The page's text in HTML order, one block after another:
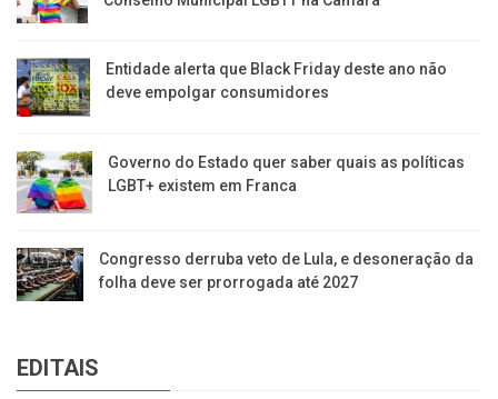
Entidade alerta que Black Friday deste ano não
deve empolgar consumidores
Governo do Estado quer saber quais as políticas
LGBT+ existem em Franca
Congresso derruba veto de Lula, e desoneração da
folha deve ser prorrogada até 2027
EDITAIS